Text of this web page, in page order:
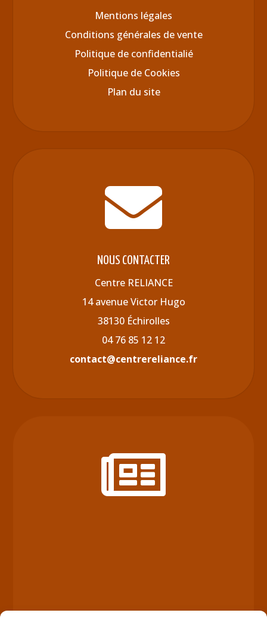
Mentions légales
Conditions générales de vente
Politique de confidentialié
Politique de Cookies
Plan du site

NOUS CONTACTER
Centre RELIANCE
14 avenue Victor Hugo
38130 Échirolles
04 76 85 12 12
contact@centrereliance.fr
